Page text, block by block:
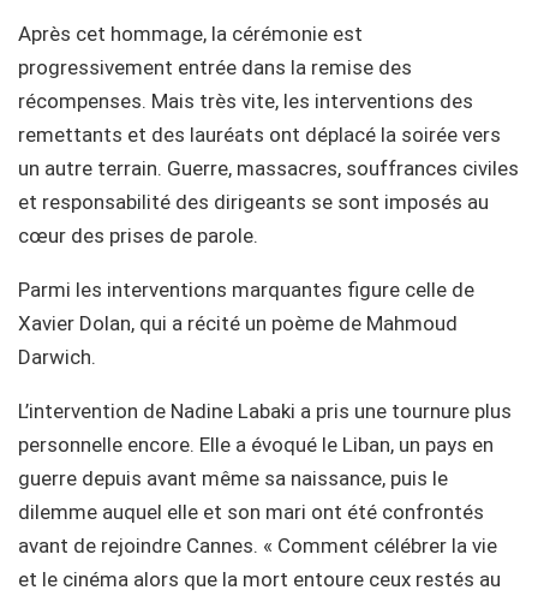
Après cet hommage, la cérémonie est
progressivement entrée dans la remise des
récompenses. Mais très vite, les interventions des
remettants et des lauréats ont déplacé la soirée vers
un autre terrain. Guerre, massacres, souffrances civiles
et responsabilité des dirigeants se sont imposés au
cœur des prises de parole.
Parmi les interventions marquantes figure celle de
Xavier Dolan, qui a récité un poème de Mahmoud
Darwich.
L’intervention de Nadine Labaki a pris une tournure plus
personnelle encore. Elle a évoqué le Liban, un pays en
guerre depuis avant même sa naissance, puis le
dilemme auquel elle et son mari ont été confrontés
avant de rejoindre Cannes. « Comment célébrer la vie
et le cinéma alors que la mort entoure ceux restés au